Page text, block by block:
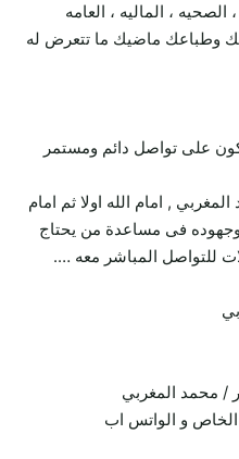
، الماليه ، العامه
وطباعك ماضيك ما تتعرض له
على تواصل دائم ومستمر
, امام الله اولا ثم امام
فى مساعدة من يحتاج
للتواصل المباشر معه ….
/ محمد المغربي
و الواتس اب